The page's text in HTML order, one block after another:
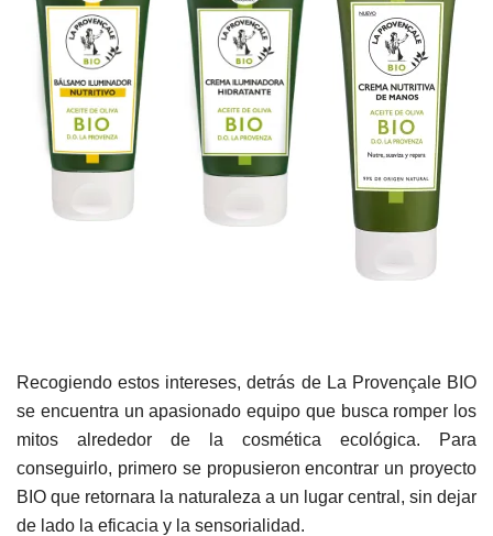
Recogiendo estos intereses, detrás de La Provençale BIO
se encuentra un apasionado equipo que busca romper los
mitos alrededor de la cosmética ecológica. Para
conseguirlo, primero se propusieron encontrar un proyecto
BIO que retornara la naturaleza a un lugar central, sin dejar
de lado la eficacia y la sensorialidad.